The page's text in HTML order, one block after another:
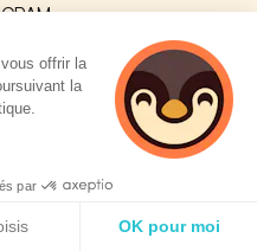
par secteur
soins
santé
entreprises
offrir la
la
par
OK pour moi
2 personnes
consultent
actuellement cette